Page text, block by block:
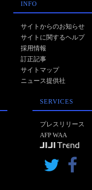
INFO
サイトからのお知らせ
サイトに関するヘルプ
採用情報
訂正記事
サイトマップ
ニュース提供社
SERVICES
プレスリリース
AFP WAA